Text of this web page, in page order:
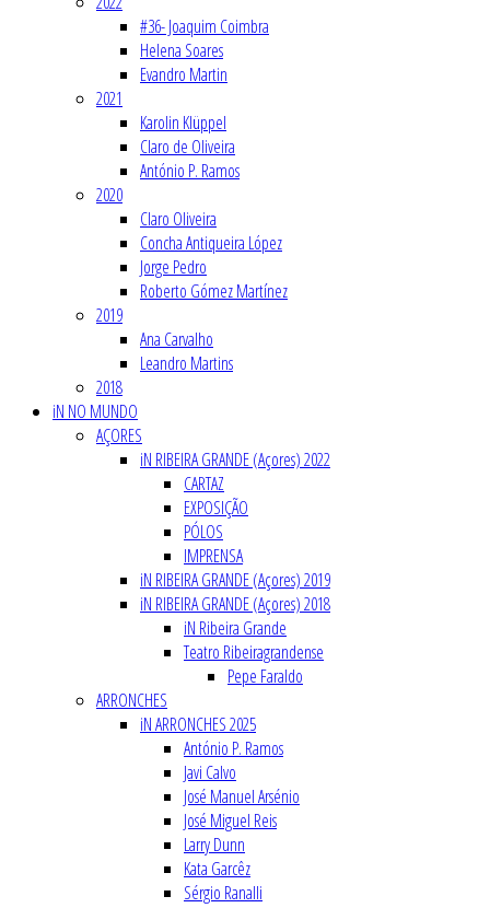
#36- Joaquim Coimbra
Helena Soares
Evandro Martin
2021
Karolin Klüppel
Claro de Oliveira
António P. Ramos
2020
Claro Oliveira
Concha Antiqueira López
Jorge Pedro
Roberto Gómez Martínez
2019
Ana Carvalho
Leandro Martins
2018
iN NO MUNDO
AÇORES
iN RIBEIRA GRANDE (Açores) 2022
CARTAZ
EXPOSIÇÃO
PÓLOS
IMPRENSA
iN RIBEIRA GRANDE (Açores) 2019
iN RIBEIRA GRANDE (Açores) 2018
iN Ribeira Grande
Teatro Ribeiragrandense
Pepe Faraldo
ARRONCHES
iN ARRONCHES 2025
António P. Ramos
Javi Calvo
José Manuel Arsénio
José Miguel Reis
Larry Dunn
Kata Garcêz
Sérgio Ranalli